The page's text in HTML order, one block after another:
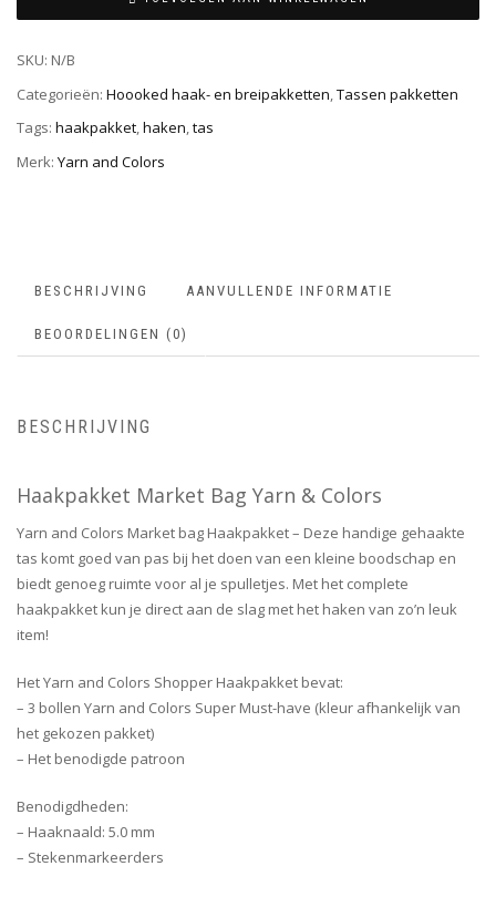
SKU: N/B
Categorieën: Hoooked haak- en breipakketten Tassen pakketten
Tags: haakpakket,haken,tas
Merk: Yarn and Colors
BESCHRIJVING AANVULLENDE INFORMATIE
BEOORDELINGEN (0)
BESCHRIJVING
Haakpakket Market Bag Yarn & Colors
Yarn and Colors Market bag Haakpakket – Deze handige gehaakte
tas komt goed van pas bij het doen van een kleine boodschap en
biedt genoeg ruimte voor al je spulletjes. Met het complete
haakpakket kun je direct aan de slag met het haken van zo’n leuk
item!
Het Yarn and Colors Shopper Haakpakket bevat:
– 3 bollen Yarn and Colors Super Must-have (kleur afhankelijk van
het gekozen pakket)
– Het benodigde patroon
Benodigdheden:
– Haaknaald: 5.0 mm
– Stekenmarkeerders